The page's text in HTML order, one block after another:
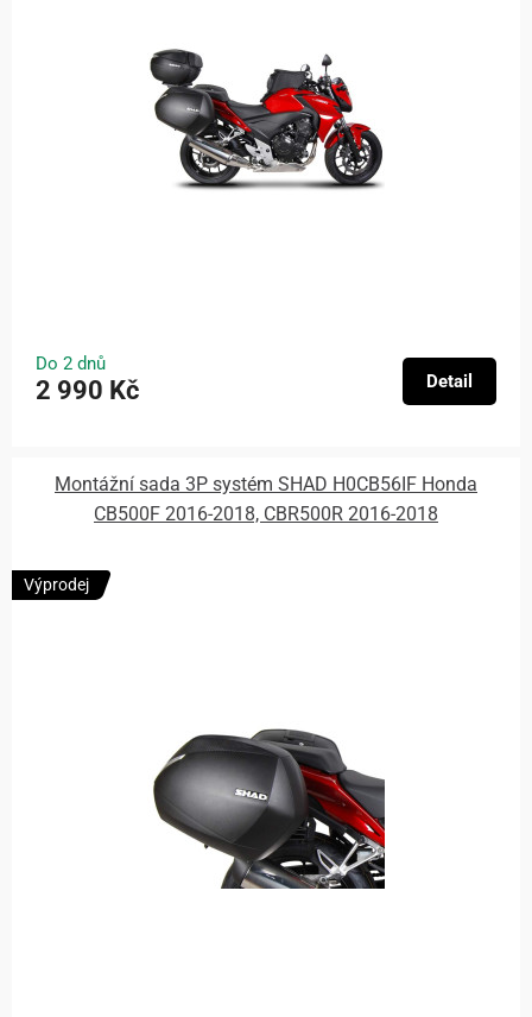
Do 2 dnů
2 990 Kč Detail
Montážní sada 3P systém SHAD H0CB56IF Honda
CB500F 2016-2018, CBR500R 2016-2018
Výprodej